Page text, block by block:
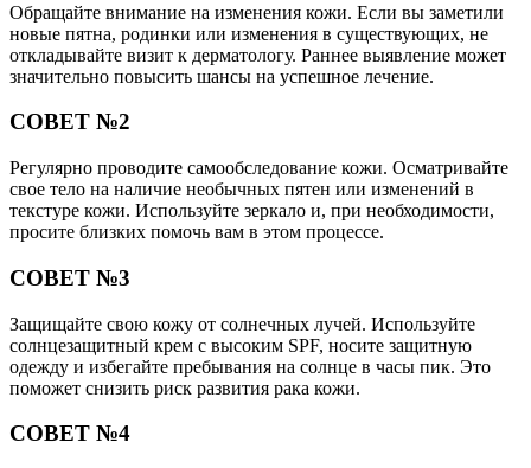
Обращайте внимание на изменения кожи. Если вы заметили
новые пятна, родинки или изменения в существующих, не
откладывайте визит к дерматологу. Раннее выявление может
значительно повысить шансы на успешное лечение.
СОВЕТ №2
Регулярно проводите самообследование кожи. Осматривайте
свое тело на наличие необычных пятен или изменений в
текстуре кожи. Используйте зеркало и, при необходимости,
просите близких помочь вам в этом процессе.
СОВЕТ №3
Защищайте свою кожу от солнечных лучей. Используйте
солнцезащитный крем с высоким SPF, носите защитную
одежду и избегайте пребывания на солнце в часы пик. Это
поможет снизить риск развития рака кожи.
СОВЕТ №4